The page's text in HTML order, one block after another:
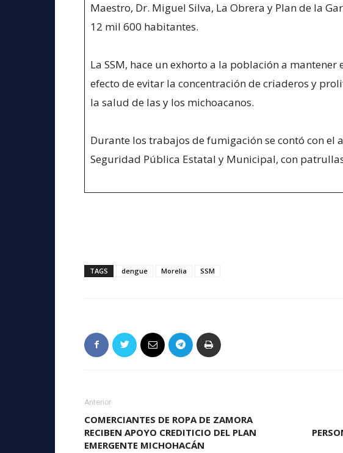
Maestro, Dr. Miguel Silva, La Obrera y Plan de la
12 mil 600 habitantes.
La SSM, hace un exhorto a la población a
efecto de evitar la concentración de criaderos y
la salud de las y los michoacanos.
Durante los trabajos de fumigación se contó con el
Seguridad Pública Estatal y Municipal, con
TAGS dengue Morelia SSM
Anterior
COMERCIANTES DE ROPA DE ZAMORA
RECIBEN APOYO CREDITICIO DEL PLAN
EMERGENTE MICHOHACÁN